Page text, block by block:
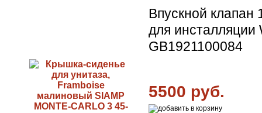
Впускной клапан
для инсталляции
GB1921100084
5500 руб.